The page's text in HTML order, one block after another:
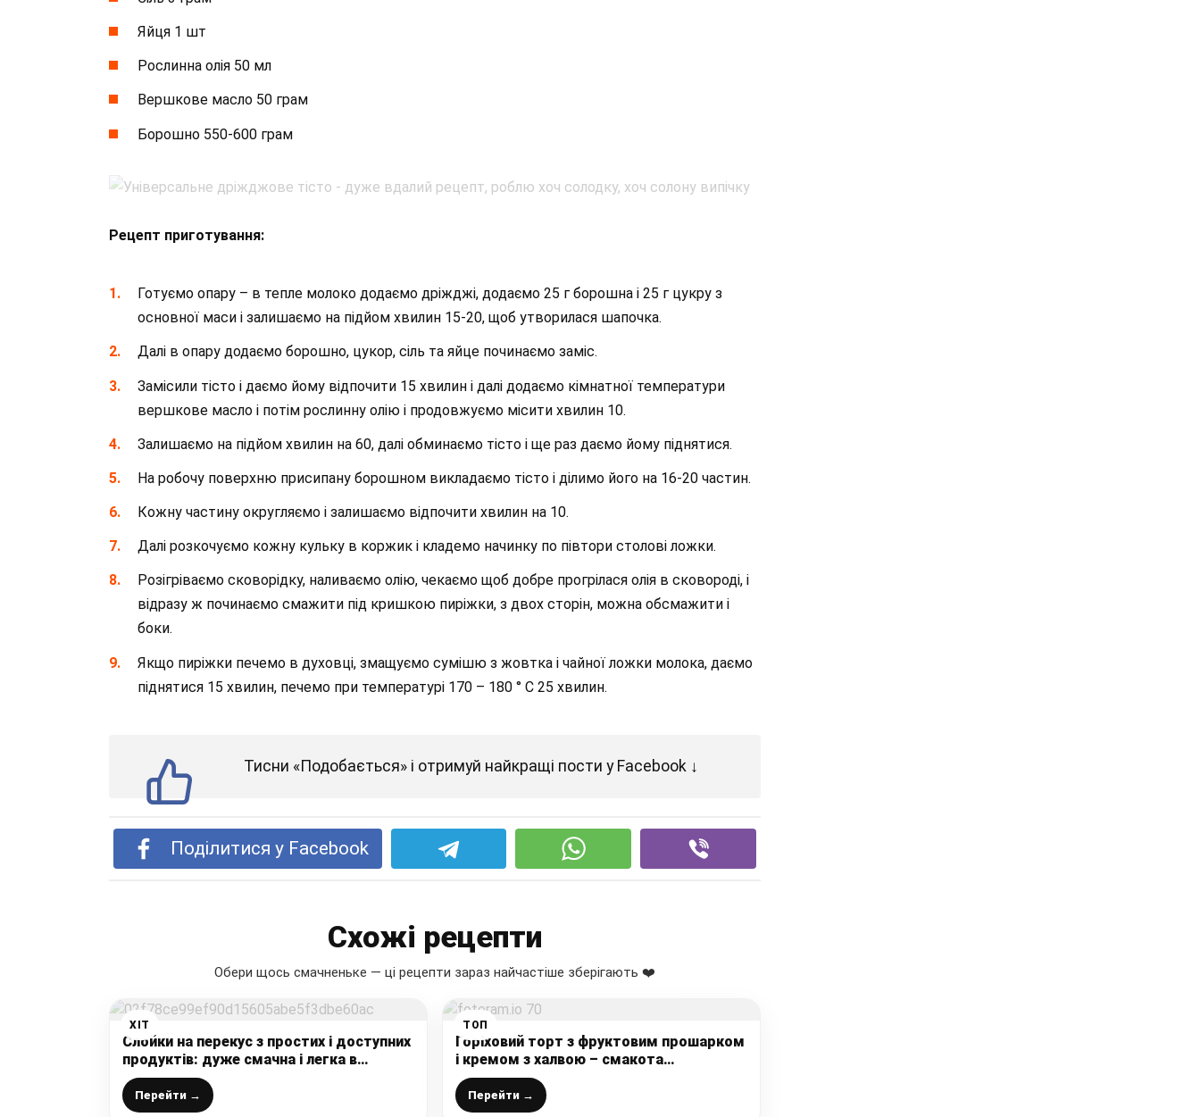
Яйця 1 шт
Рослинна олія 50 мл
Вершкове масло 50 грам
Борошно 550-600 грам
Рецепт приготування:
Готуємо опару – в тепле молоко додаємо дріжджі, додаємо 25 г борошна і 25 г цукру з
основної маси і залишаємо на підйом хвилин 15-20, щоб утворилася шапочка.
Далі в опару додаємо борошно, цукор, сіль та яйце починаємо заміс.
Замісили тісто і даємо йому відпочити 15 хвилин і далі додаємо кімнатної температури
вершкове масло і потім рослинну олію і продовжуємо місити хвилин 10.
Залишаємо на підйом хвилин на 60, далі обминаємо тісто і ще раз даємо йому піднятися.
На робочу поверхню присипану борошном викладаємо тісто і ділимо його на 16-20 частин.
Кожну частину округляємо і залишаємо відпочити хвилин на 10.
Далі розкочуємо кожну кульку в коржик і кладемо начинку по півтори столові ложки.
Розігріваємо сковорідку, наливаємо олію, чекаємо щоб добре прогрілася олія в сковороді, і
відразу ж починаємо смажити під кришкою пиріжки, з двох сторін, можна обсмажити і
боки.
Якщо пиріжки печемо в духовці, змащуємо сумішю з жовтка і чайної ложки молока, даємо
піднятися 15 хвилин, печемо при температурі 170 – 180 ° С 25 хвилин.
Тисни «Подобається» і отримуй найкращі пости у Facebook ↓
Поділитися у Facebook
Схожі рецепти
Обери щось смачненьке — ці рецепти зараз найчастіше зберігають ❤️
ХІТ
Слойки на перекус з простих і доступних
продуктів: дуже смачна і легка в
приготуванні випічка
Перейти →
ТОП
Горіховий торт з фруктовим прошарком
і кремом з халвою – смакота
неймовірна
Перейти →